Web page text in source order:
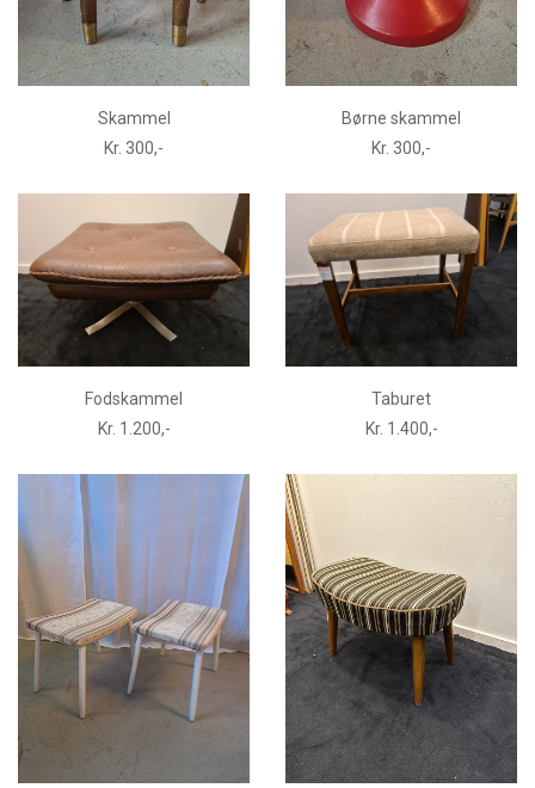
Skammel
Kr. 300,-
Børne skammel
Kr. 300,-
Fodskammel
Kr. 1.200,-
Taburet
Kr. 1.400,-